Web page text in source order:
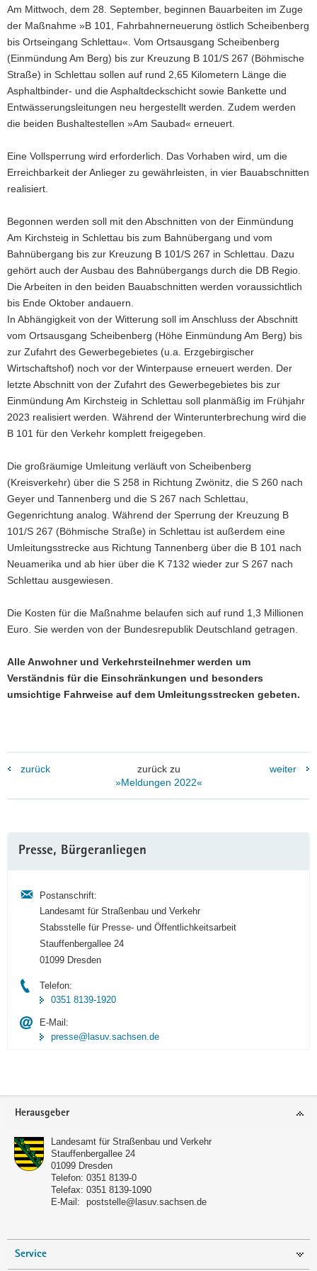
a
v
i
g
a
t
i
o
Am Mittwoch, dem 28. September, beginnen Bauarbeiten im Zuge
der Maßnahme »B 101, Fahrbahnerneuerung östlich Scheibenberg
bis Ortseingang Schlettau«. Vom Ortsausgang Scheibenberg
(Einmündung Am Berg) bis zur Kreuzung B 101/S 267 (Böhmische
Straße) in Schlettau sollen auf rund 2,65 Kilometern Länge die
Asphaltbinder- und die Asphaltdeckschicht sowie Bankette und
Entwässerungsleitungen neu hergestellt werden. Zudem werden
die beiden Bushaltestellen »Am Saubad« erneuert.
Eine Vollsperrung wird erforderlich. Das Vorhaben wird, um die
Erreichbarkeit der Anlieger zu gewährleisten, in vier Bauabschnitten
realisiert.
Begonnen werden soll mit den Abschnitten von der Einmündung
Am Kirchsteig in Schlettau bis zum Bahnübergang und vom
Bahnübergang bis zur Kreuzung B 101/S 267 in Schlettau. Dazu
gehört auch der Ausbau des Bahnübergangs durch die DB Regio.
Die Arbeiten in den beiden Bauabschnitten werden voraussichtlich
bis Ende Oktober andauern.
In Abhängigkeit von der Witterung soll im Anschluss der Abschnitt
vom Ortsausgang Scheibenberg (Höhe Einmündung Am Berg) bis
zur Zufahrt des Gewerbegebietes (u.a. Erzgebirgischer
Wirtschaftshof) noch vor der Winterpause erneuert werden. Der
letzte Abschnitt von der Zufahrt des Gewerbegebietes bis zur
Einmündung Am Kirchsteig in Schlettau soll planmäßig im Frühjahr
2023 realisiert werden. Während der Winterunterbrechung wird die
B 101 für den Verkehr komplett freigegeben.
Die großräumige Umleitung verläuft von Scheibenberg
(Kreisverkehr) über die S 258 in Richtung Zwönitz, die S 260 nach
Geyer und Tannenberg und die S 267 nach Schlettau,
Gegenrichtung analog. Während der Sperrung der Kreuzung B
101/S 267 (Böhmische Straße) in Schlettau ist außerdem eine
Umleitungsstrecke aus Richtung Tannenberg über die B 101 nach
Neuamerika und ab hier über die K 7132 wieder zur S 267 nach
Schlettau ausgewiesen.
Die Kosten für die Maßnahme belaufen sich auf rund 1,3 Millionen
Euro. Sie werden von der Bundesrepublik Deutschland getragen.
Alle Anwohner und Verkehrsteilnehmer werden um
Verständnis für die Einschränkungen und besonders
umsichtige Fahrweise auf dem Umleitungsstrecken gebeten.
zurück
zurück zu
»Meldungen 2022«
weiter
Information
Presse, Bürgeranliegen
Postanschrift:
Landesamt für Straßenbau und Verkehr
Stabsstelle für Presse- und Öffentlichkeitsarbeit
Stauffenbergallee 24
01099 Dresden
Telefon:
0351 8139-1920
E-Mail:
presse@lasuv.sachsen.de
Footer-
Herausgeber
Landesamt für Straßenbau und Verkehr
Stauffenbergallee 24
01099 Dresden
Telefon: 0351 8139-0
Telefax: 0351 8139-1090
E-Mail:
poststelle@lasuv.sachsen.de
Service